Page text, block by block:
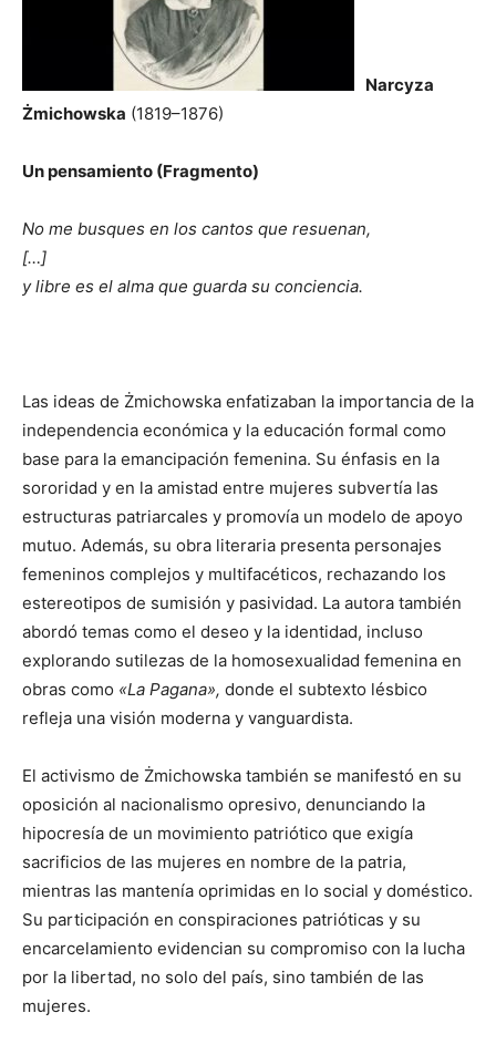
Narcyza
Żmichowska (1819–1876)
Un pensamiento (Fragmento)
No me busques en los cantos que resuenan,
[…]
y libre es el alma que guarda su conciencia.
Las ideas de Żmichowska enfatizaban la importancia de la
independencia económica y la educación formal como
base para la emancipación femenina. Su énfasis en la
sororidad y en la amistad entre mujeres subvertía las
estructuras patriarcales y promovía un modelo de apoyo
mutuo. Además, su obra literaria presenta personajes
femeninos complejos y multifacéticos, rechazando los
estereotipos de sumisión y pasividad. La autora también
abordó temas como el deseo y la identidad, incluso
explorando sutilezas de la homosexualidad femenina en
obras como «La Pagana», donde el subtexto lésbico
refleja una visión moderna y vanguardista.
El activismo de Żmichowska también se manifestó en su
oposición al nacionalismo opresivo, denunciando la
hipocresía de un movimiento patriótico que exigía
sacrificios de las mujeres en nombre de la patria,
mientras las mantenía oprimidas en lo social y doméstico.
Su participación en conspiraciones patrióticas y su
encarcelamiento evidencian su compromiso con la lucha
por la libertad, no solo del país, sino también de las
mujeres.